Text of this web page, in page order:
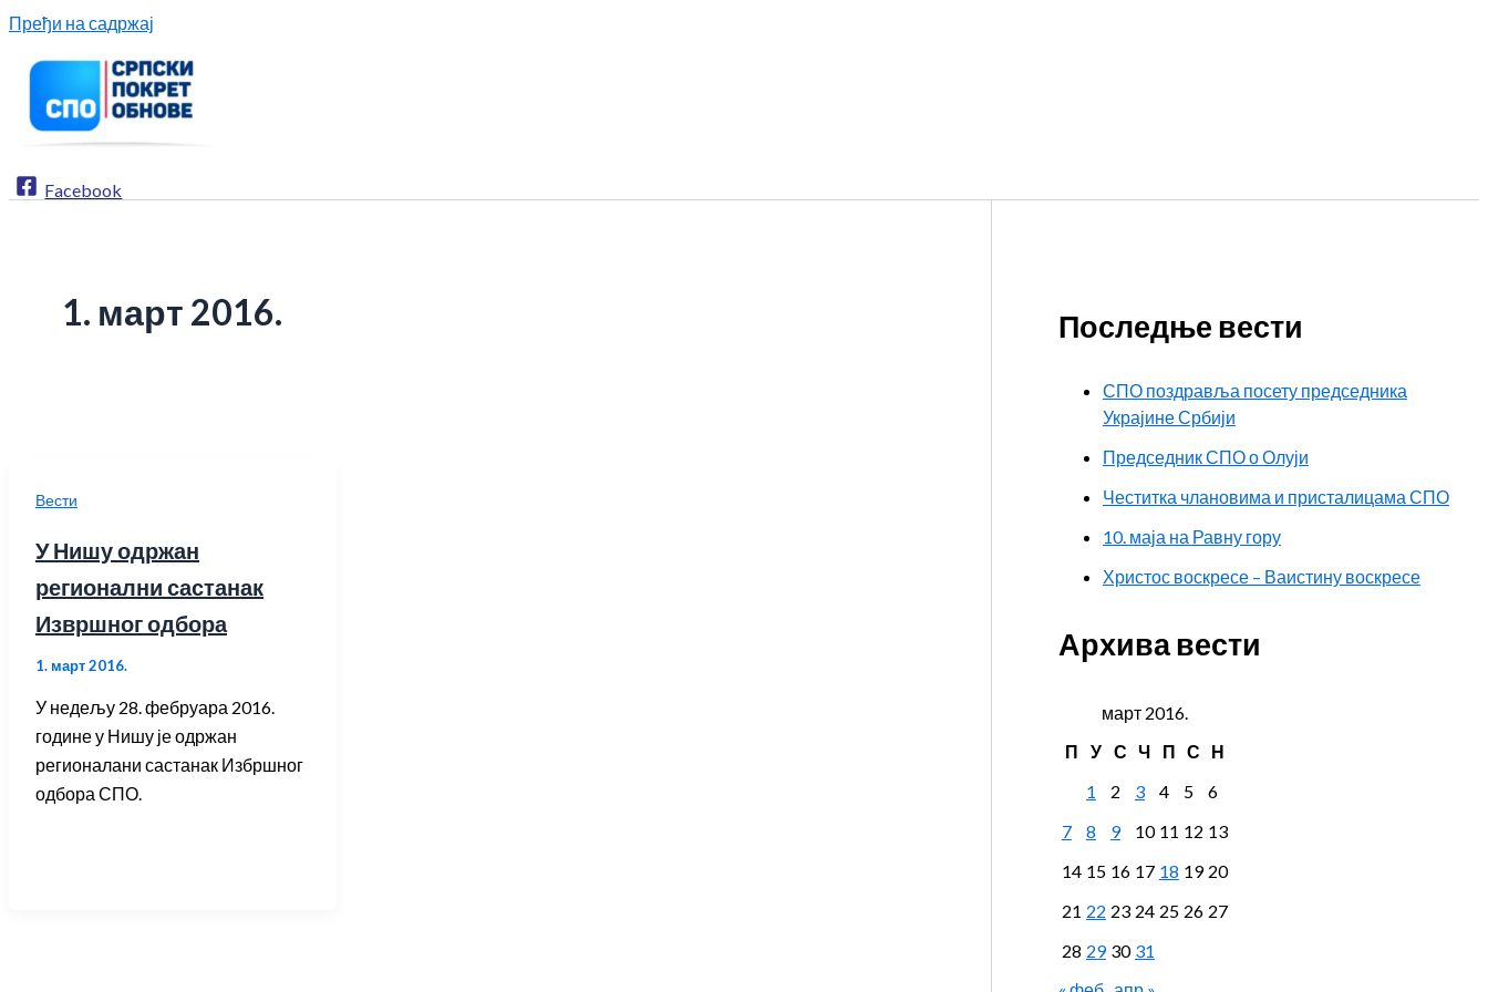
Пређи на садржај
Facebook
1. март 2016.
Вести
У Нишу одржан
регионални састанак
Извршног одбора
1. март 2016.
У недељу 28. фебруара 2016.
године у Нишу је одржан
регионалани састанак Избршног
одбора СПО.
Последње вести
СПО поздравља посету председника
Украјине Србији
Председник СПО о Олуји
Честитка члановима и присталицама СПО
10. маја на Равну гору
Христос воскресе – Ваистину воскресе
Архива вести
март 2016.
П
У С Ч П С
Н
1
2 3 4 5
6
7
8 9 10 11 12 13
14 15 16 17 18 19 20
21 22 23 24 25 26 27
28 29 30 31